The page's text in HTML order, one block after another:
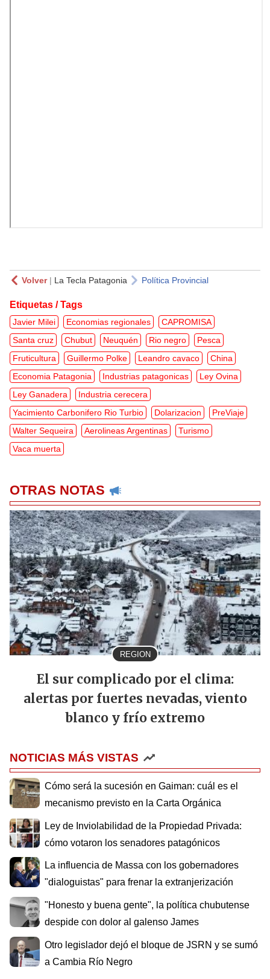
Volver| La Tecla Patagonia Política Provincial
Etiquetas / Tags
Javier Milei Economias regionales
CAPROMISA
Santa cruz
Chubut Neuquén Rio negro
Pesca
Fruticultura
Guillermo Polke Leandro cavaco
China
Economia Patagonia
Industrias patagonicas
Ley Ovina
Ley Ganadera
Industria cerecera
Yacimiento Carbonifero Rio Turbio
Dolarizacion
PreViaje
Walter Sequeira
Aerolineas Argentinas
Turismo
Vaca muerta
OTRAS NOTAS
REGION
El sur complicado por el clima:
alertas por fuertes nevadas, viento
blanco y frío extremo
NOTICIAS MÁS VISTAS
Cómo será la sucesión en Gaiman: cuál es el
mecanismo previsto en la Carta Orgánica
Ley de Inviolabilidad de la Propiedad Privada:
cómo votaron los senadores patagónicos
La influencia de Massa con los gobernadores
"dialoguistas" para frenar la extranjerización
"Honesto y buena gente", la política chubutense
despide con dolor al galenso James
Otro legislador dejó el bloque de JSRN y se sumó
a Cambia Río Negro